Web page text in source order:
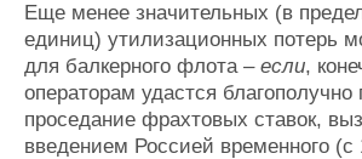
Еще менее значительных (в
единиц) утилизационных потерь
для балкерного флота – если,
операторам удастся благополучно
проседание фрахтовых ставок,
введением Россией временного (с